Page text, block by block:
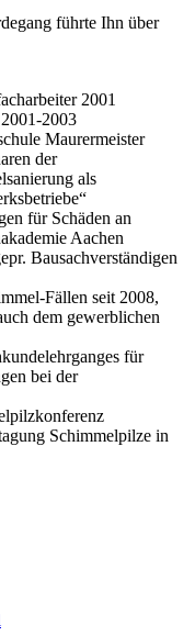
führte Ihn über
2001
2003
Maurermeister
der
als
für Schäden an
Aachen
Bausachverständigen
Fällen seit 2008,
dem gewerblichen
für
bei der
Schimmelpilze in